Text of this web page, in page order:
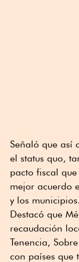
Señaló que así
el status quo,
pacto fiscal
mejor acuerdo
y los municipios.
Destacó que
recaudación
Tenencia,
con países que